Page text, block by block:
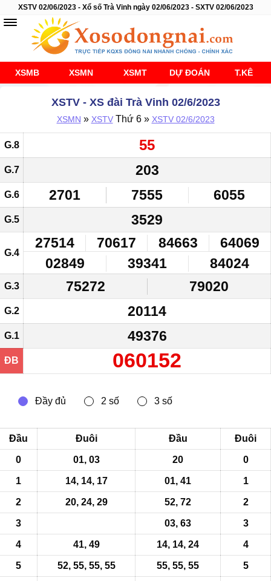
XSTV 02/06/2023 - Xổ số Trà Vinh ngày 02/06/2023 - SXTV 02/06/2023
XSMB XSMN XSMT DỰ ĐOÁN T.KÊ
XSTV - XS đài Trà Vinh 02/6/2023
XSMN » XSTVThứ 6 » XSTV 02/6/2023
G.8 55
G.7 203
G.6 2701 7555 6055
G.5 3529
G.4
27514 70617 84663
64069
02849
39341 84024
G.3 75272 79020
G.2 20114
G.1 49376
ĐB 060152
Đầu Đuôi
0 01, 03
1 14, 14, 17
2 20, 24, 29
3
4 41, 49
5 52, 55, 55, 55
Đầu Đuôi
20 0
01, 41 1
52, 72 2
03, 63 3
14, 14, 24 4
55, 55, 55 5